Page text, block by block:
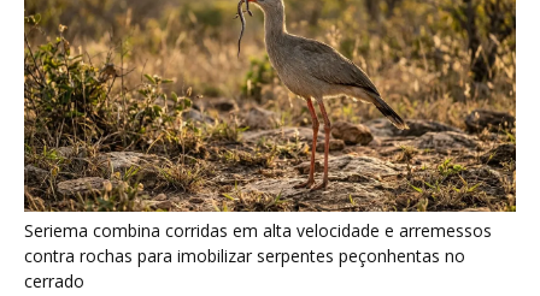
Ariranha sincroniza caça coletiva com vocalização subaquática
e cerca cardumes em rios rasos da Amazônia